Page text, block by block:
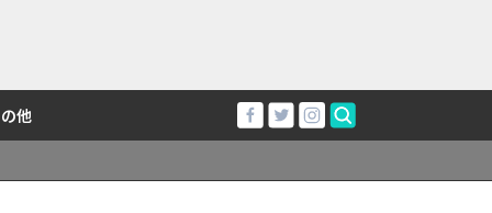
他